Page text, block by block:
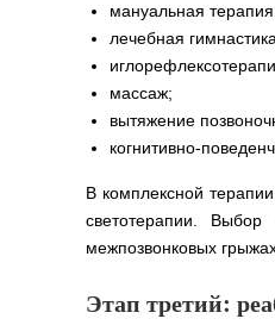
мануальная
лечебная
массаж;
вытяжение
когнитивно-
В комплексной
светотерапии.
межпозвонковых
Этап третий: